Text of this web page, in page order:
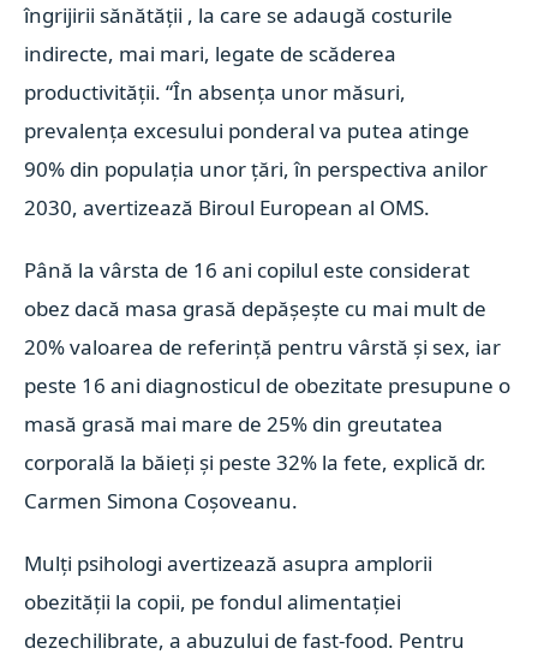
îngrijirii sănătăţii , la care se adaugă costurile
indirecte, mai mari, legate de scăderea
productivităţii. “În absenţa unor măsuri,
prevalenţa excesului ponderal va putea atinge
90% din populaţia unor ţări, în perspectiva anilor
2030, avertizează Biroul European al OMS.
Până la vârsta de 16 ani copilul este considerat
obez dacă masa grasă depăşeşte cu mai mult de
20% valoarea de referinţă pentru vârstă şi sex, iar
peste 16 ani diagnosticul de obezitate presupune o
masă grasă mai mare de 25% din greutatea
corporală la băieţi şi peste 32% la fete, explică dr.
Carmen Simona Coşoveanu.
Mulţi psihologi avertizează asupra amplorii
obezităţii la copii, pe fondul alimentaţiei
dezechilibrate, a abuzului de fast-food. Pentru